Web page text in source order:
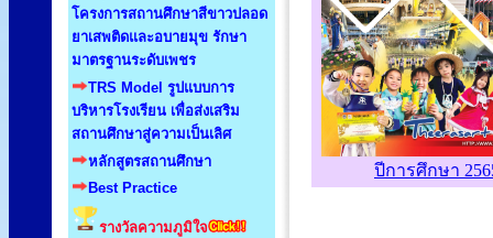
โครงการสถานศึกษาสีขาวปลอด
ยาเสพติดและอบายมุข รักษา
มาตรฐานระดับเพชร
TRS Model รูปแบบการ
บริหารโรงเรียน เพื่อส่งเสริม
สถานศึกษาสู่ความเป็นเลิศ
หลักสูตรสถานศึกษา
Best Practice
รางวัลความภูมิใจ
ปีการศึกษา